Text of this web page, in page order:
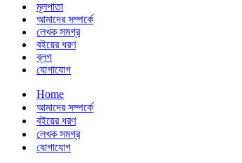
মূলপাতা
আমাদের সম্পর্কে
লেখক সমগ্র
বইয়ের ধরণ
ব্লগ
যোগাযোগ
Home
আমাদের সম্পর্কে
বইয়ের ধরণ
লেখক সমগ্র
যোগাযোগ